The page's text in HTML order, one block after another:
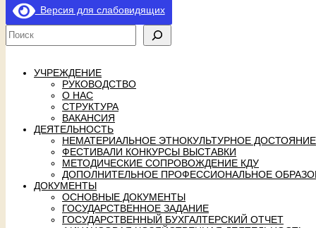
Версия для слабовидящих
УЧРЕЖДЕНИЕ
РУКОВОДСТВО
О НАС
СТРУКТУРА
ВАКАНСИЯ
ДЕЯТЕЛЬНОСТЬ
НЕМАТЕРИАЛЬНОЕ ЭТНОКУЛЬТУРНОЕ ДОСТОЯНИЕ
ФЕСТИВАЛИ КОНКУРСЫ ВЫСТАВКИ
МЕТОДИЧЕСКИЕ СОПРОВОЖДЕНИЕ КДУ
ДОПОЛНИТЕЛЬНОЕ ПРОФЕССИОНАЛЬНОЕ
ДОКУМЕНТЫ
ОСНОВНЫЕ ДОКУМЕНТЫ
ГОСУДАРСТВЕННОЕ ЗАДАНИЕ
ГОСУДАРСТВЕННЫЙ БУХГАЛТЕРСКИЙ ОТЧЕТ